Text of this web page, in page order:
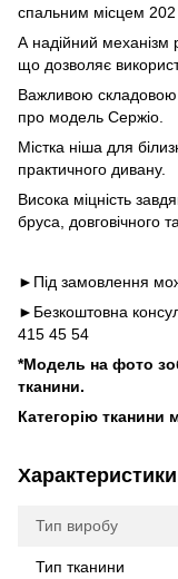
спальним місцем
А надійний механізм
що дозволяє
Важливою складовою
про модель Сержіо.
Містка ніша для
практичного дивану.
Висока міцність
бруса, довговічного
►Під замовлення
►Безкоштовна
415 45 54
*Модель на фото
тканини.
Категорію тканини
Характеристики
Тип виробу
Тип тканини